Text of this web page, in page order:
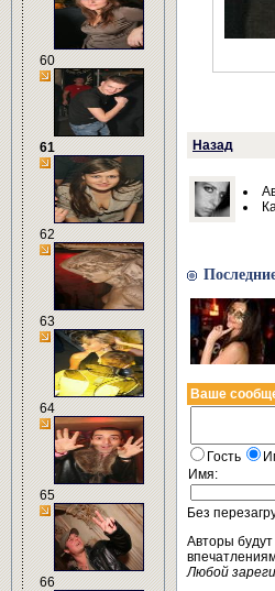
60
61
62
63
64
65
66
Назад
Ваше
Гость
Имя:
Без
Авторы
Любой